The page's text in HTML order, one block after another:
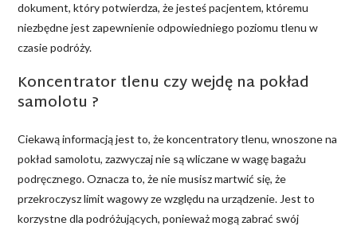
dokument, który potwierdza, że jesteś pacjentem, któremu
niezbędne jest zapewnienie odpowiedniego poziomu tlenu w
czasie podróży.
Koncentrator tlenu czy wejdę na pokład
samolotu ?
Ciekawą informacją jest to, że koncentratory tlenu, wnoszone na
pokład samolotu, zazwyczaj nie są wliczane w wagę bagażu
podręcznego. Oznacza to, że nie musisz martwić się, że
przekroczysz limit wagowy ze względu na urządzenie. Jest to
korzystne dla podróżujących, ponieważ mogą zabrać swój